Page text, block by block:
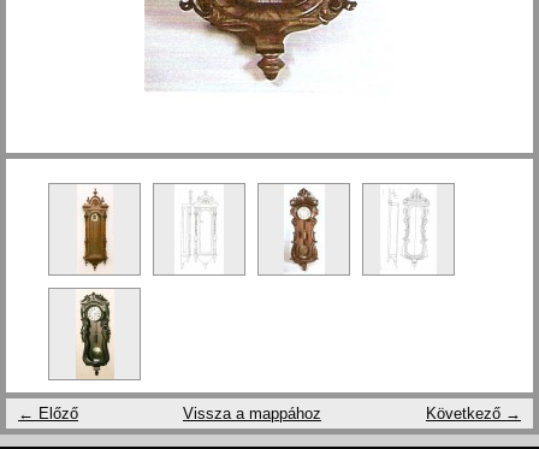
← Előző Következő →
Vissza a mappához